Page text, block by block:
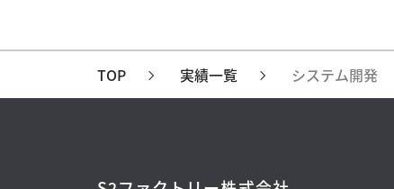
TOP 実績一覧 システム開発